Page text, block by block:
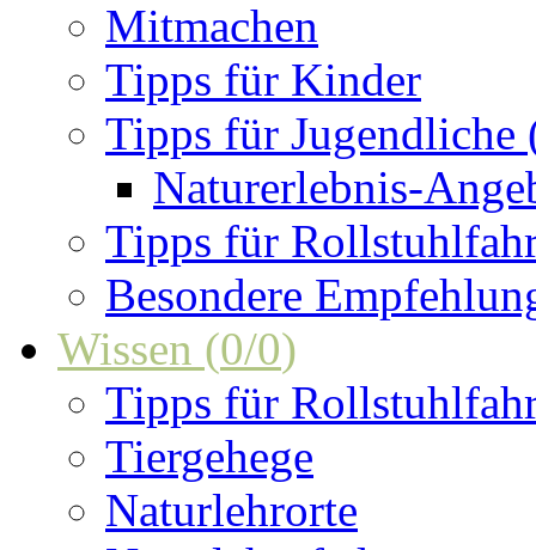
Mitmachen
Tipps für Kinder
Tipps für Jugendliche
Naturerlebnis-
Tipps für
Besondere
Wissen (0/0)
Tipps für
Tiergehege
Naturlehrorte